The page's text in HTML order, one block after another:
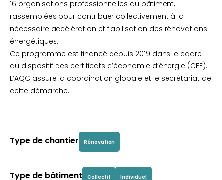
16 organisations professionnelles du bâtiment,
rassemblées pour contribuer collectivement à la
nécessaire accélération et fiabilisation des rénovations
énergétiques.
Ce programme est financé depuis 2019 dans le cadre
du dispositif des certificats d’économie d’énergie (CEE).
L’AQC assure la coordination globale et le secrétariat de
cette démarche.
Type de chantier Rénovation
Type de bâtiment Collectif Individuel